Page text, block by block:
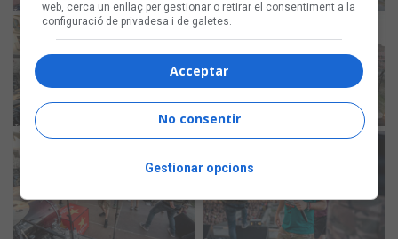
web, cerca un enllaç per gestionar o retirar el consentiment a la
configuració de privadesa i de galetes.
Acceptar
No consentir
Gestionar opcions